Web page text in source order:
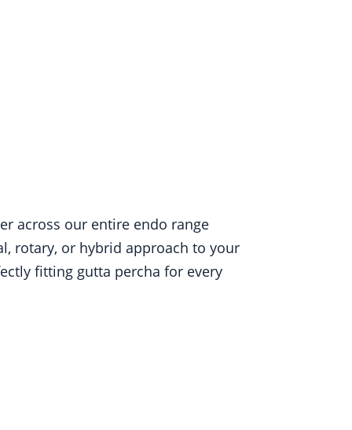
across our entire endo range
rotary, or hybrid approach to your
fitting gutta percha for every